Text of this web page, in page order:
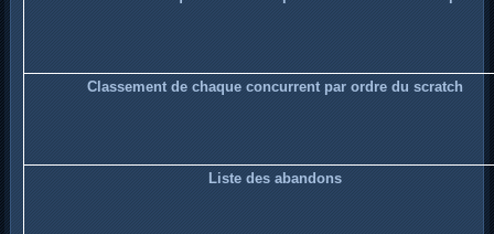
Classement de chaque concurrent par ordre du scratch
Liste des abandons